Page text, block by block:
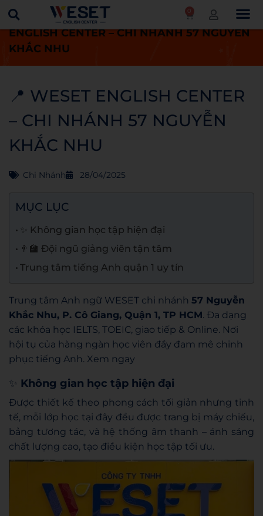
0
Trang chủ Chi nhánh
📍 WESET
ENGLISH CENTER – CHI NHÁNH 57 NGUYỄN
KHẮC NHU
📍 WESET ENGLISH CENTER
– CHI NHÁNH 57 NGUYỄN
KHẮC NHU
Chi Nhánh 28/04/2025
MỤC LỤC
✨ Không gian học tập hiện đại
👨‍🏫 Đội ngũ giảng viên tận tâm
Trung tâm tiếng Anh quận 1 uy tín
Trung tâm Anh ngữ WESET chi nhánh 57 Nguyễn
Khắc Nhu, P. Cô Giang, Quận 1, TP HCM. Đa dạng
các khóa học IELTS, TOEIC, giao tiếp & Online. Nơi
hội tụ của hàng ngàn học viên đầy đam mê chinh
phục tiếng Anh. Xem ngay
✨ Không gian học tập hiện đại
Được thiết kế theo phong cách tối giản nhưng tinh
tế, mỗi lớp học tại đây đều được trang bị máy chiếu,
bảng tương tác, và hệ thống âm thanh – ánh sáng
chất lượng cao, tạo điều kiện học tập tối ưu.